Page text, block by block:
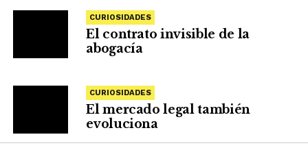
CURIOSIDADES
El contrato invisible de la
abogacía
CURIOSIDADES
El mercado legal también
evoluciona